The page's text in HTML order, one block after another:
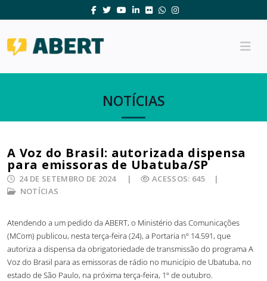
NOTÍCIAS
A Voz do Brasil: autorizada dispensa
para emissoras de Ubatuba/SP
NOTÍCIAS
24 DE SETEMBRO DE 2024 ACESSOS: 645
Atendendo a um pedido da ABERT, o Ministério das Comunicações
(MCom) publicou, nesta terça-feira (24), a Portaria nº 14.591, que
autoriza a dispensa da obrigatoriedade de transmissão do programa A
Voz do Brasil para as emissoras de rádio no município de Ubatuba, no
estado de São Paulo, na próxima terça-feira, 1º de outubro.